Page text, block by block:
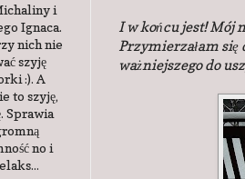
I w końcu jest! Mój
Przymierzałam się
ważniejszego do
i
Ignaca.
nich nie
szyję
:). A
to szyję,
Sprawia
no i